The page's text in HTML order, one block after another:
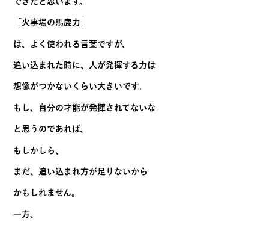
「火事場の馬鹿力」
は、よく使われる言葉ですが、
追い込まれた時に、人が発揮する力は
想像がつかないくらい大きいです。
もし、自分の才能が発揮されてないな
と思うのであれば、
もしかしら、
まだ、追い込まれ方が足りないから
かもしれません。
一方、